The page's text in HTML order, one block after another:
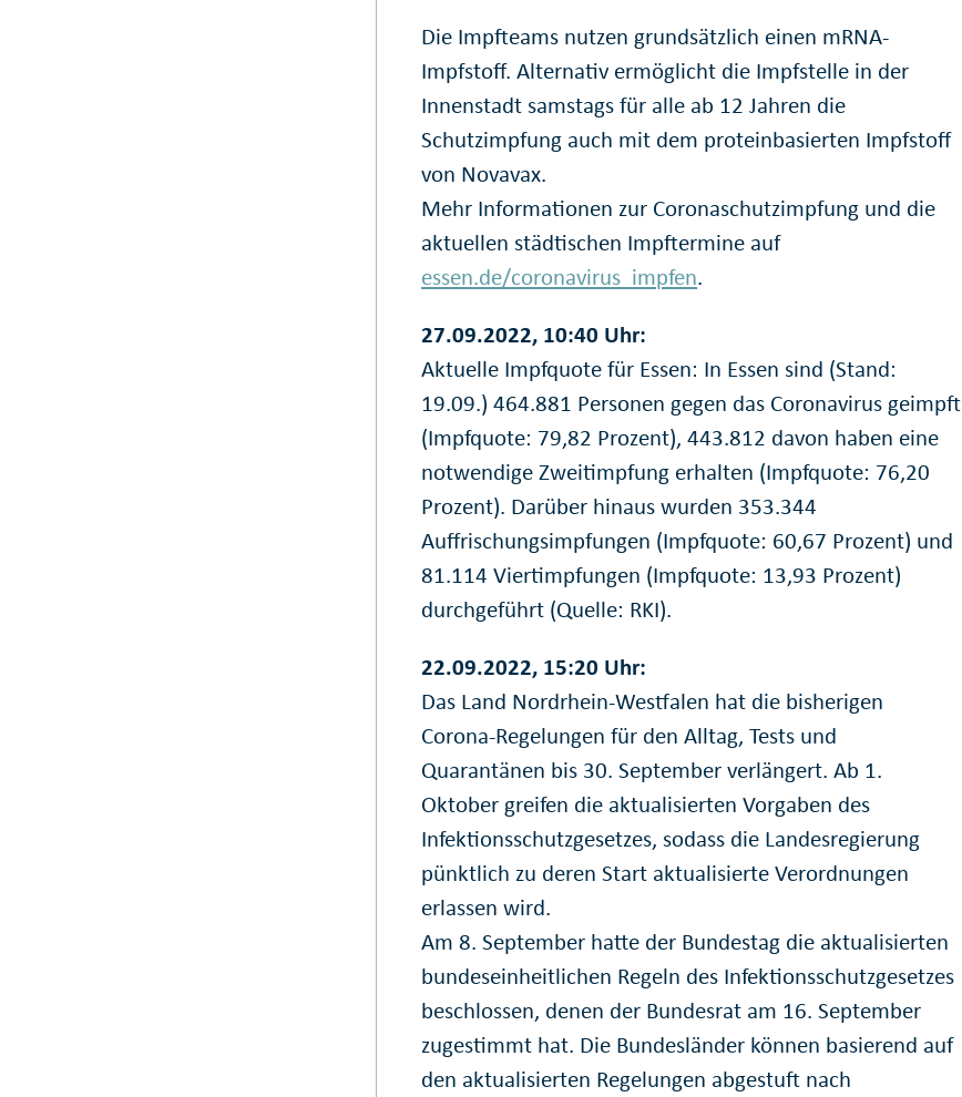
Die Impfteams nutzen grundsätzlich einen mRNA-
Impfstoff. Alternativ ermöglicht die Impfstelle in der
Innenstadt samstags für alle ab 12 Jahren die
Schutzimpfung auch mit dem proteinbasierten Impfstoff
von Novavax.
Mehr Informationen zur Coronaschutzimpfung und die
aktuellen städtischen Impftermine auf
essen.de/coronavirus_impfen.
27.09.2022, 10:40 Uhr:
Aktuelle Impfquote für Essen: In Essen sind (Stand:
19.09.) 464.881 Personen gegen das Coronavirus geimpft
(Impfquote: 79,82 Prozent), 443.812 davon haben eine
notwendige Zweitimpfung erhalten (Impfquote: 76,20
Prozent). Darüber hinaus wurden 353.344
Auffrischungsimpfungen (Impfquote: 60,67 Prozent) und
81.114 Viertimpfungen (Impfquote: 13,93 Prozent)
durchgeführt (Quelle: RKI).
22.09.2022, 15:20 Uhr:
Das Land Nordrhein-Westfalen hat die bisherigen
Corona-Regelungen für den Alltag, Tests und
Quarantänen bis 30. September verlängert. Ab 1.
Oktober greifen die aktualisierten Vorgaben des
Infektionsschutzgesetzes, sodass die Landesregierung
pünktlich zu deren Start aktualisierte Verordnungen
erlassen wird.
Am 8. September hatte der Bundestag die aktualisierten
bundeseinheitlichen Regeln des Infektionsschutzgesetzes
beschlossen, denen der Bundesrat am 16. September
zugestimmt hat. Die Bundesländer können basierend auf
den aktualisierten Regelungen abgestuft nach